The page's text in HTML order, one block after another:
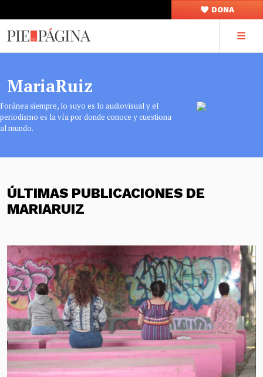
DONA
MariaRuiz
Foránea siempre, lo suyo es lo audiovisual y el
periodismo es la vía por donde conoce y cuestiona
al mundo.
ÚLTIMAS PUBLICACIONES DE
MARIARUIZ